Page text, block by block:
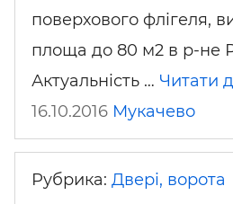
поверхового флігеля,
площа до 80 м2 в р-не
Актуальність … Читати
16.10.2016 Мукачево
Рубрика: Двері, ворота